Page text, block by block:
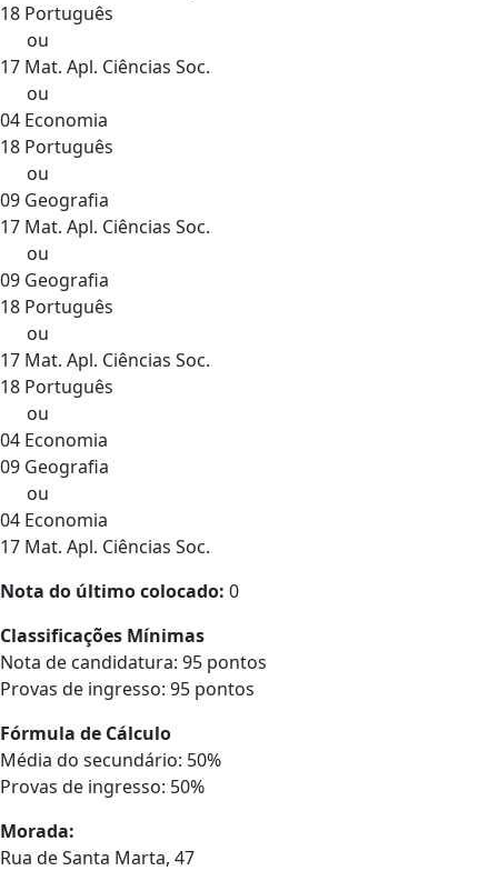
18 Português
ou
17 Mat. Apl. Ciências Soc.
ou
04 Economia
18 Português
ou
09 Geografia
17 Mat. Apl. Ciências Soc.
ou
09 Geografia
18 Português
ou
17 Mat. Apl. Ciências Soc.
18 Português
ou
04 Economia
09 Geografia
ou
04 Economia
17 Mat. Apl. Ciências Soc.
Nota do último colocado: 0
Classificações Mínimas
Nota de candidatura: 95 pontos
Provas de ingresso: 95 pontos
Fórmula de Cálculo
Média do secundário: 50%
Provas de ingresso: 50%
Morada:
Rua de Santa Marta, 47